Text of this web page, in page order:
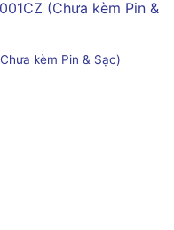
kèm Pin & Sạc)